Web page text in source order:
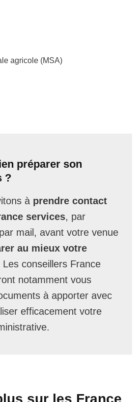
agricole (MSA)
préparer son
?
à prendre contact
services, par
mail, avant votre venue
au mieux votre
Les conseillers France
notamment vous
à apporter avec
efficacement votre
sur les France